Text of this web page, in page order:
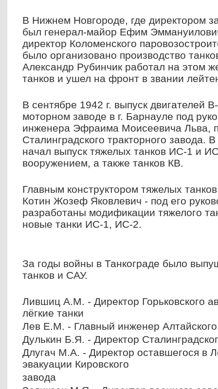
В Нижнем Новгороде, где директором
был генерал-майор Ефим
директор Коломенского
было организовано производство
Александр Рубинчик работал на этом
танков и ушел на фронт в звании
В сентябре 1942 г. выпуск двигателей
моторном заводе в г. Барнауле под
инженера Эфраима Моисеевича Льва,
Сталинградского тракторного завода.
начал выпуск тяжелых танков ИС-1 и
вооружением, а также танков КВ.
Главным конструктором тяжелых
Котин Жозеф Яковлевич - под его
разработаны модификации тяжелого
новые танки ИС-1, ИС-2.
За годы войны в Танкограде было
танков и САУ.
Лившиц А.М. - Директор Горьковского
лёгкие танки
Лев Е.М. - Главный инженер
Дулькин Б.Я. - Директор
Длугач М.А. - Директор оставшегося в
эвакуации Кировского
завода